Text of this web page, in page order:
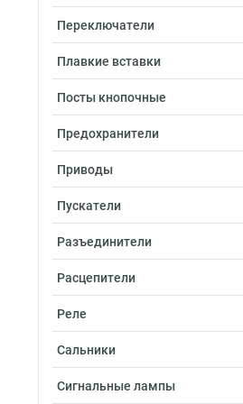
Переключатели
Плавкие вставки
Посты кнопочные
Предохранители
Приводы
Пускатели
Разъединители
Расцепители
Реле
Сальники
Сигнальные лампы